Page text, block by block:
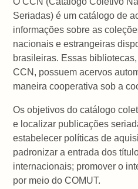
Seriadas) é um catálogo de
informações sobre as
nacionais e estrangeiras
brasileiras. Essas
CCN, possuem acervos
maneira cooperativa sob a
Os objetivos do catálogo
e localizar publicações
estabelecer políticas de
padronizar a entrada dos
internacionais; promover o
por meio do COMUT.